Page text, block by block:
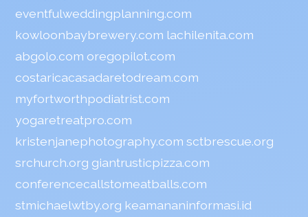
eventfulweddingplanning.com
kowloonbaybrewery.com lachilenita.com
abgolo.com oregopilot.com
costaricacasadaretodream.com
myfortworthpodiatrist.com
yogaretreatpro.com
kristenjanephotography.com sctbrescue.org
srchurch.org giantrusticpizza.com
conferencecallstomeatballs.com
stmichaelwtby.org keamananinformasi.id